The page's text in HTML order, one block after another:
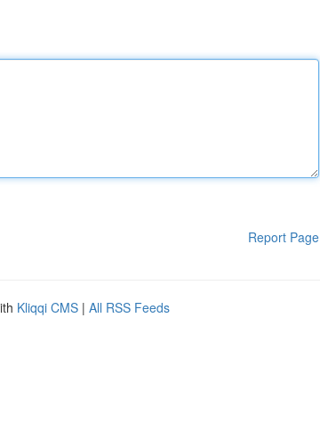
Report Page
Kliqqi CMS | All RSS Feeds